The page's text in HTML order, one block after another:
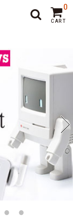
ポー
ポーカー
CART
0